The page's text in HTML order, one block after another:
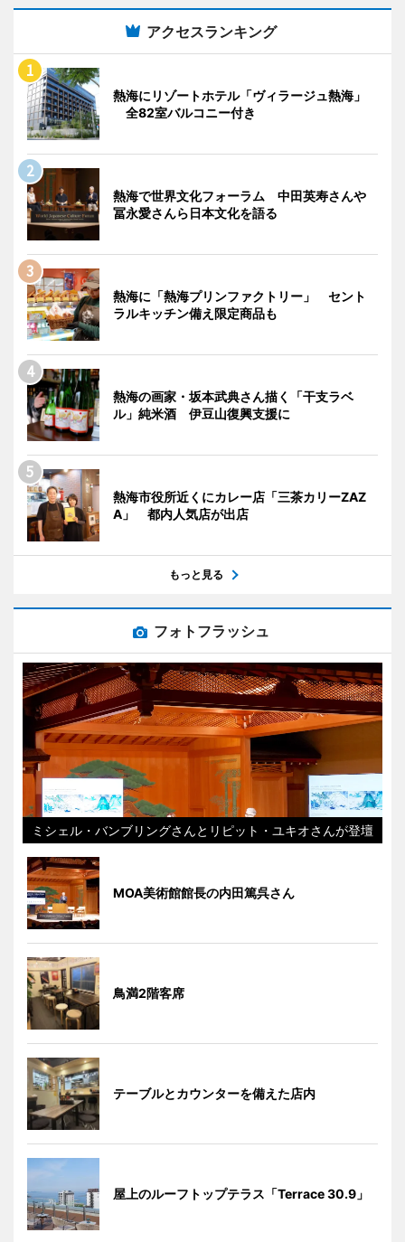
アクセスランキング
熱海にリゾートホテル「ヴィラージュ熱海」
全82室バルコニー付き
熱海で世界文化フォーラム 中田英寿さんや
冨永愛さんら日本文化を語る
熱海に「熱海プリンファクトリー」 セント
ラルキッチン備え限定商品も
熱海の画家・坂本武典さん描く「干支ラベ
ル」純米酒 伊豆山復興支援に
熱海市役所近くにカレー店「三茶カリーZAZ
A」 都内人気店が出店
もっと見る
フォトフラッシュ
ミシェル・バンブリングさんとリピット・ユキオさんが登壇
MOA美術館館長の内田篤呉さん
鳥満2階客席
テーブルとカウンターを備えた店内
屋上のルーフトップテラス「Terrace 30.9」